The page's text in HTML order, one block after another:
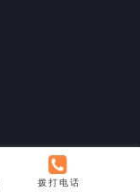
拨打电话